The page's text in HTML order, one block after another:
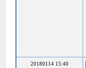
20180114 15:40